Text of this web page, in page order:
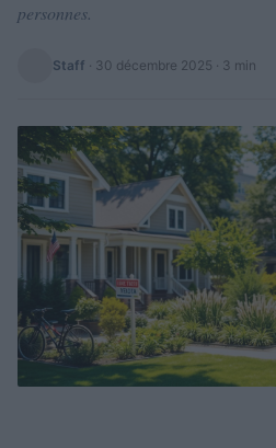
personnes.
Staff · 30 décembre 2025 · 3 min